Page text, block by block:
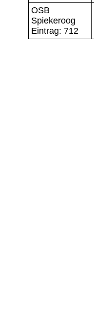
OSB
Spiekeroog
Eintrag: 712